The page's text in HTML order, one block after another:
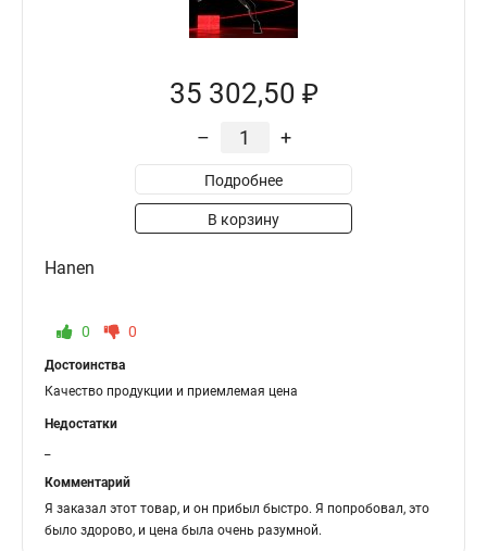
35 302,50 ₽
– +
Подробнее
В корзину
Hanen
0 0
Достоинства
Качество продукции и приемлемая цена
Недостатки
Комментарий
Я заказал этот товар, и он прибыл быстро. Я попробовал, это
было здорово, и цена была очень разумной.